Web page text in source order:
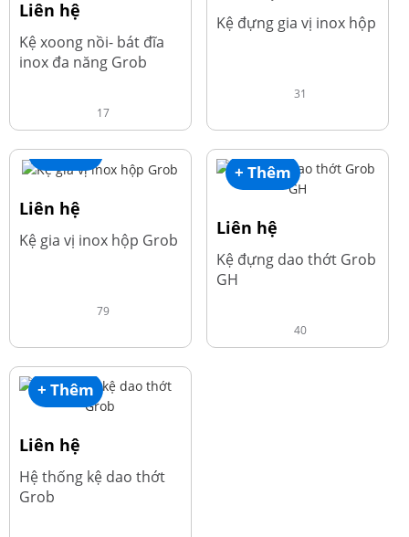
Liên hệ
Kệ xoong nồi- bát đĩa
inox đa năng Grob
17
Kệ đựng gia vị inox hộp
31
+ Thêm
Liên hệ
Kệ gia vị inox hộp Grob
79
+ Thêm
Liên hệ
Kệ đựng dao thớt Grob
GH
40
+ Thêm
Liên hệ
Hệ thống kệ dao thớt
Grob